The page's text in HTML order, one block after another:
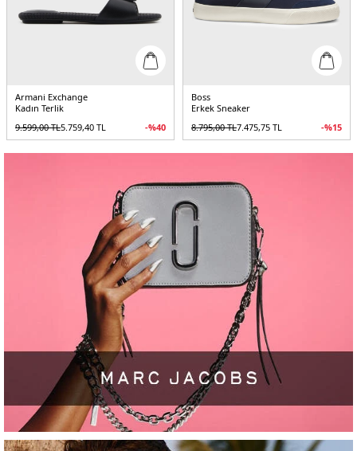
Armani Exchange
Kadın Terlik
9.599,00TL5.759,40 TL -%40
Boss
Erkek Sneaker
8.795,00TL7.475,75 TL -%15